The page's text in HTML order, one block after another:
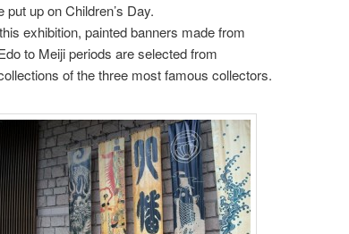
put up on Children’s Day.
exhibition, painted banners made from
to Meiji periods are selected from
of the three most famous collectors.